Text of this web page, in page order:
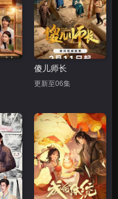
傻儿师长
更新至06集